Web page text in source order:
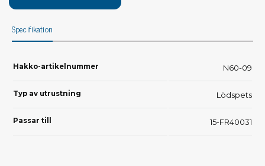
Specifikation
Hakko-artikelnummer N60-09
Typ av utrustning Lödspets
Passar till 15-FR40031